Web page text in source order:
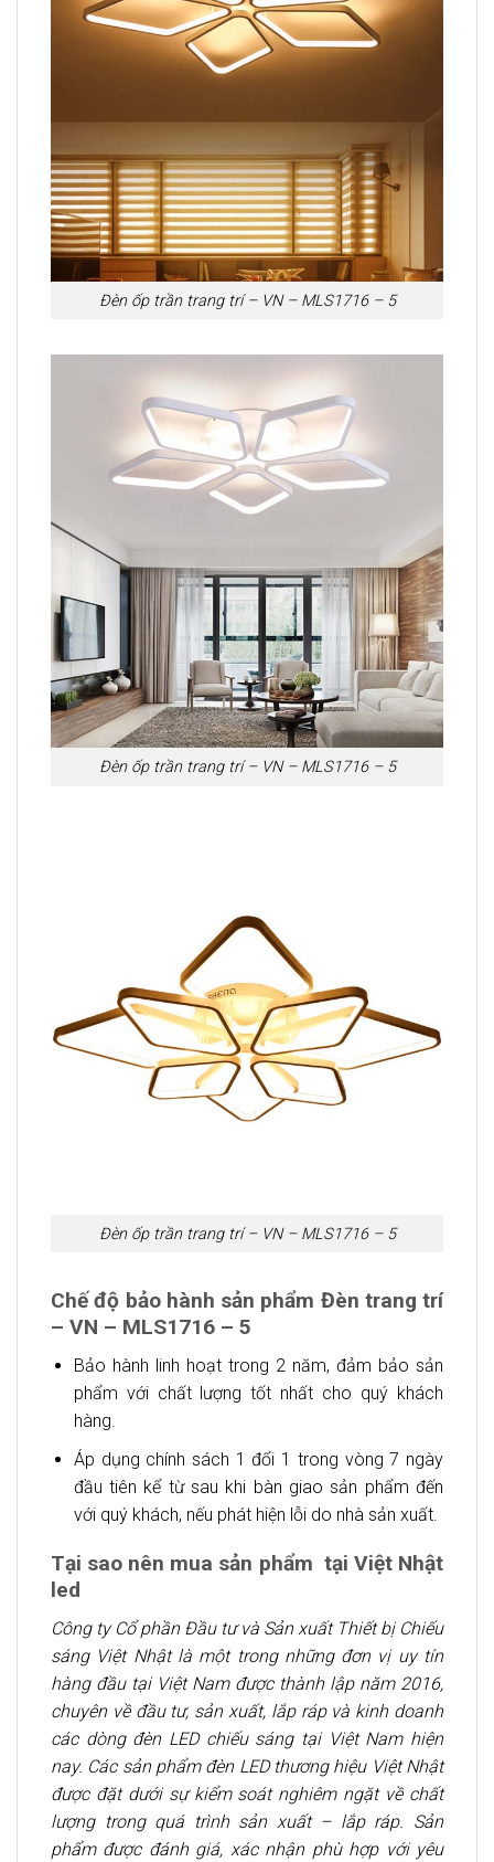
Đèn ốp trần trang trí – VN – MLS1716 – 5
Đèn ốp trần trang trí – VN – MLS1716 – 5
Đèn ốp trần trang trí – VN – MLS1716 – 5
Chế độ bảo hành sản phẩm Đèn trang trí
– VN – MLS1716 – 5
Bảo hành linh hoạt trong 2 năm, đảm bảo sản
phẩm với chất lượng tốt nhất cho quý khách
hàng.
Áp dụng chính sách 1 đổi 1 trong vòng 7 ngày
đầu tiên kể từ sau khi bàn giao sản phẩm đến
với quý khách, nếu phát hiện lỗi do nhà sản xuất.
Tại sao nên mua sản phẩm tại Việt Nhật
led
Công ty Cổ phần Đầu tư và Sản xuất Thiết bị Chiếu
sáng Việt Nhật là một trong những đơn vị uy tín
hàng đầu tại Việt Nam được thành lập năm 2016,
chuyên về đầu tư, sản xuất, lắp ráp và kinh doanh
các dòng đèn LED chiếu sáng tại Việt Nam hiện
nay. Các sản phẩm đèn LED thương hiệu Việt Nhật
được đặt dưới sự kiểm soát nghiêm ngặt về chất
lượng trong quá trình sản xuất – lắp ráp. Sản
phẩm được đánh giá, xác nhận phù hợp với yêu